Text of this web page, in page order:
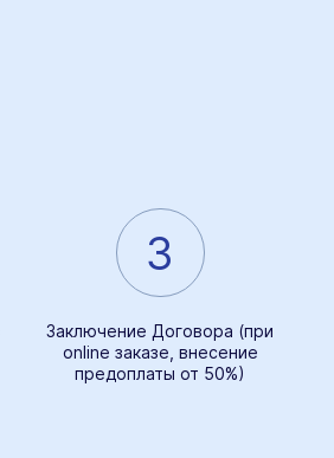
3
Заключение Договора (при
online заказе, внесение
предоплаты от 50%)